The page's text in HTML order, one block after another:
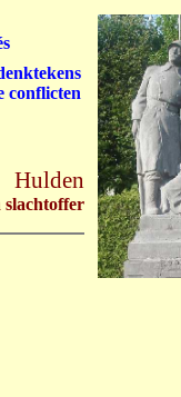
Hulden
slachtoffer
conflicten